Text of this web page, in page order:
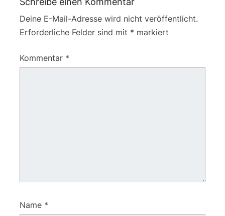
Deine E-Mail-Adresse wird nicht veröffentlicht.
Erforderliche Felder sind mit * markiert
Kommentar *
Name *